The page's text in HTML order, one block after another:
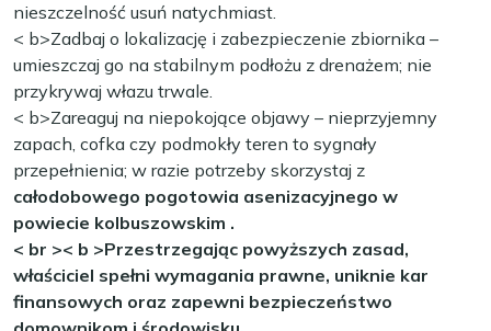
nieszczelność usuń natychmiast.
< b>Zadbaj o lokalizację i zabezpieczenie zbiornika –
umieszczaj go na stabilnym podłożu z drenażem; nie
przykrywaj włazu trwale.
< b>Zareaguj na niepokojące objawy – nieprzyjemny
zapach, cofka czy podmokły teren to sygnały
przepełnienia; w razie potrzeby skorzystaj z
całodobowego pogotowia asenizacyjnego w
powiecie kolbuszowskim .
< br >< b >Przestrzegając powyższych zasad,
właściciel spełni wymagania prawne, uniknie kar
finansowych oraz zapewni bezpieczeństwo